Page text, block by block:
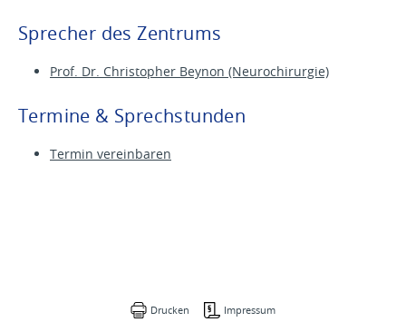
Sprecher des Zentrums
Prof. Dr. Christopher Beynon (Neurochirurgie)
Termine & Sprechstunden
Termin vereinbaren
Drucken Impressum